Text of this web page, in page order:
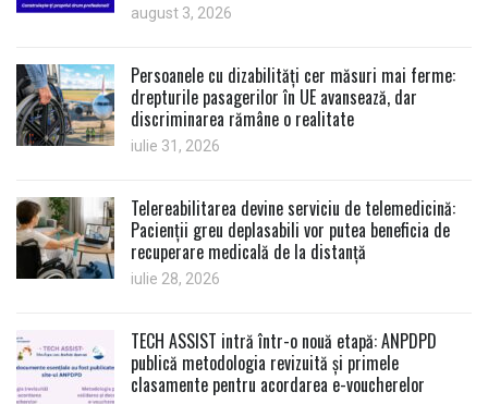
august 3, 2026
Persoanele cu dizabilități cer măsuri mai ferme:
drepturile pasagerilor în UE avansează, dar
discriminarea rămâne o realitate
iulie 31, 2026
Telereabilitarea devine serviciu de telemedicină:
Pacienții greu deplasabili vor putea beneficia de
recuperare medicală de la distanță
iulie 28, 2026
TECH ASSIST intră într-o nouă etapă: ANPDPD
publică metodologia revizuită și primele
clasamente pentru acordarea e-voucherelor